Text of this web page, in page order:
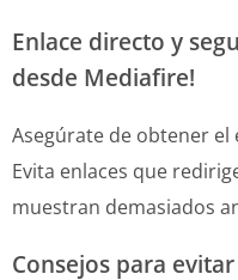
Enlace directo y
desde Mediafire!
Asegúrate de obtener el
Evita enlaces que
muestran demasiados
Consejos para